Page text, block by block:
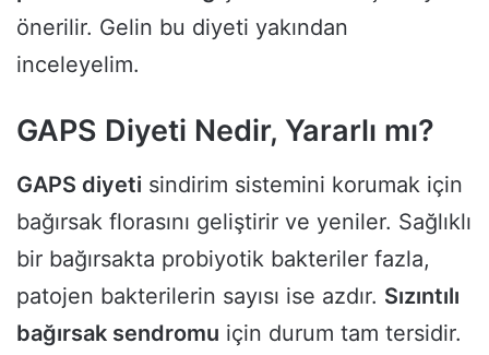
önerilir. Gelin bu diyeti yakından
inceleyelim.
GAPS Diyeti Nedir, Yararlı mı?
GAPS diyeti sindirim sistemini korumak için
bağırsak florasını geliştirir ve yeniler. Sağlıklı
bir bağırsakta probiyotik bakteriler fazla,
patojen bakterilerin sayısı ise azdır. Sızıntılı
bağırsak sendromu için durum tam tersidir.